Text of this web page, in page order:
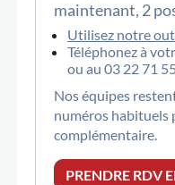
maintenant, 2
Utilisez notre
Téléphonez à
ou au 03 22 71
Nos équipes
numéros habituels
complémentaire.
PRENDRE RDV